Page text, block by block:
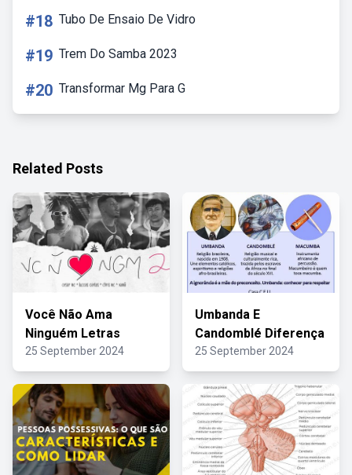
#18 Tubo De Ensaio De Vidro
#19 Trem Do Samba 2023
#20 Transformar Mg Para G
Related Posts
Você Não Ama
Ninguém Letras
25 September 2024
Umbanda E
Candomblé Diferença
25 September 2024